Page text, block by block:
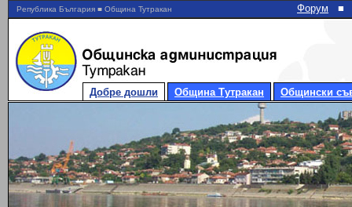
Република България ■ Община Тутракан Форум ■
Добре дошли Община Тутракан Общински